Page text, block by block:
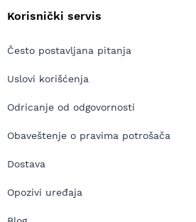
Korisnički servis
Često postavljana pitanja
Uslovi korišćenja
Odricanje od odgovornosti
Obaveštenje o pravima potrošača
Dostava
Opozivi uređaja